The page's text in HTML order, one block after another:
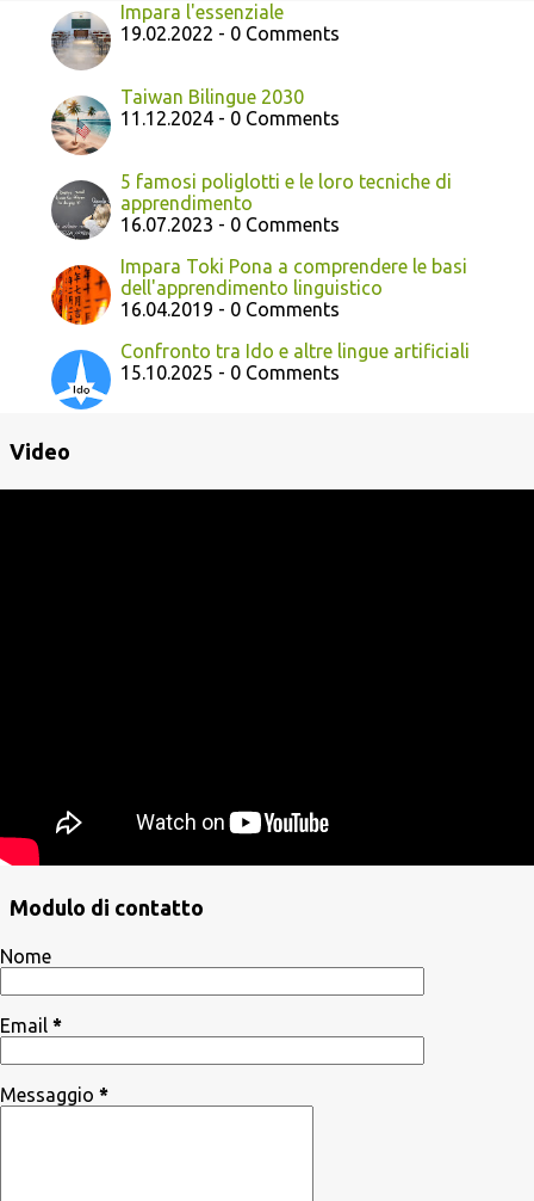
Impara l'essenziale
19.02.2022 - 0 Comments
Taiwan Bilingue 2030
11.12.2024 - 0 Comments
5 famosi poliglotti e le loro tecniche di
apprendimento
16.07.2023 - 0 Comments
Impara Toki Pona a comprendere le basi
dell'apprendimento linguistico
16.04.2019 - 0 Comments
Confronto tra Ido e altre lingue artificiali
15.10.2025 - 0 Comments
Video
Modulo di contatto
Nome
Email *
Messaggio *